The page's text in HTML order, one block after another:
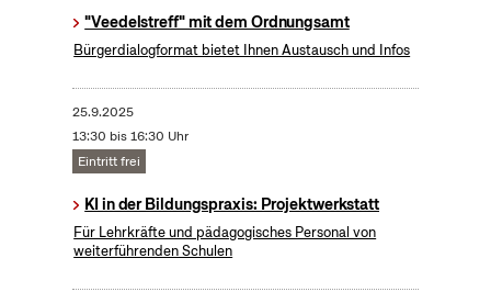
"Veedelstreff" mit dem Ordnungsamt
Bürgerdialogformat bietet Ihnen Austausch und Infos
25.9.2025
13:30 bis 16:30 Uhr
Eintritt frei
KI in der Bildungspraxis: Projektwerkstatt
Für Lehrkräfte und pädagogisches Personal von
weiterführenden Schulen